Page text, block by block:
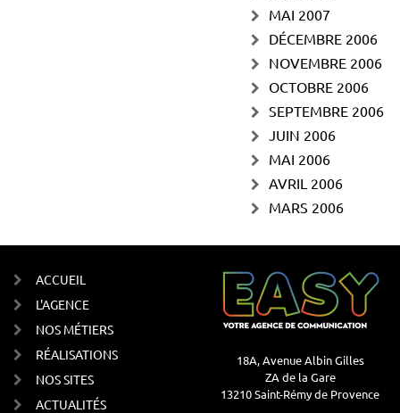
MAI 2007
DÉCEMBRE 2006
NOVEMBRE 2006
OCTOBRE 2006
SEPTEMBRE 2006
JUIN 2006
MAI 2006
AVRIL 2006
MARS 2006
ACCUEIL
L'AGENCE
NOS MÉTIERS
RÉALISATIONS
NOS SITES
ACTUALITÉS
18A, Avenue Albin Gilles
ZA de la Gare
13210 Saint-Rémy de Provence